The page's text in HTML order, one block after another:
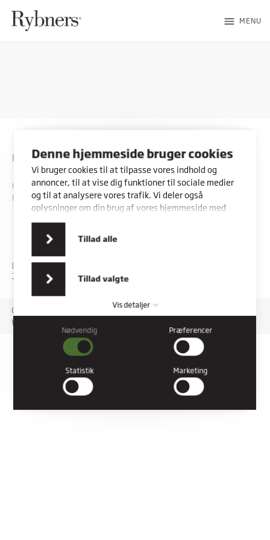
Denne hjemmeside bruger cookies
Vi bruger cookies til at tilpasse vores indhold og
annoncer, til at vise dig funktioner til sociale medier
og til at analysere vores trafik. Vi deler også
oplysninger om din brug af vores hjemmeside med
vores partnere inden for sociale medier,
annonceringspartnere og analysepartnere. Vores
partnere kan kombinere disse data med andre
oplysninger, du har givet dem, eller som de har
Tillad valgte
Tillad alle
Vis detaljer
Nødvendig
Nødvendige cookies hjælper med at gøre en hjemmeside
brugbar ved at aktivere grundlæggende funktioner såsom
side-navigation og adgang til sikre områder af hjemmesiden.
Hjemmesiden kan ikke fungere ordentligt uden disse cookies.
Nødvendig Præferencer
Statistik Marketing
menu MENU
Rybners
CVR: 45357716
EAN: 5798000553842
Kontakt os
COOKIES
PRIVATLIVSPOLITIK
TILGÆNGELIGHEDSERKLÆRING
Copyright © 2026 Rybners. All rights reserved.
Website: Co3